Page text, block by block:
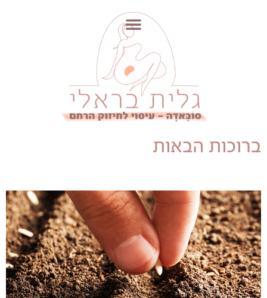
ברוכות הבאות